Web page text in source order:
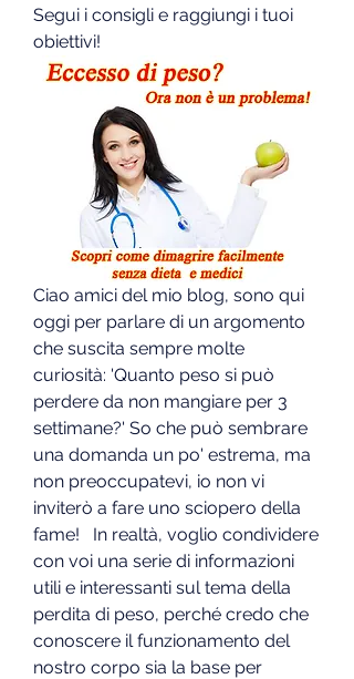
Segui i consigli e raggiungi i tuoi
obiettivi!
Ciao amici del mio blog, sono qui
oggi per parlare di un argomento
che suscita sempre molte
curiosità: 'Quanto peso si può
perdere da non mangiare per 3
settimane?' So che può sembrare
una domanda un po' estrema, ma
non preoccupatevi, io non vi
inviterò a fare uno sciopero della
fame!   In realtà, voglio condividere
con voi una serie di informazioni
utili e interessanti sul tema della
perdita di peso, perché credo che
conoscere il funzionamento del
nostro corpo sia la base per